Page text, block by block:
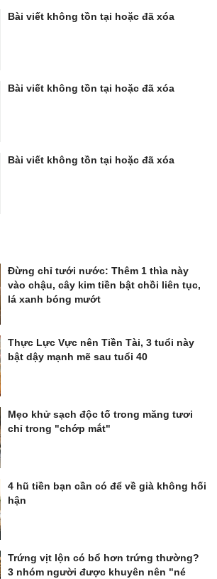
Bài viết không tồn tại hoặc đã xóa
Bài viết không tồn tại hoặc đã xóa
Bài viết không tồn tại hoặc đã xóa
Đừng chỉ tưới nước: Thêm 1 thìa này
vào chậu, cây kim tiền bật chồi liên tục,
lá xanh bóng mướt
Thực Lực Vực nên Tiền Tài, 3 tuổi này
bật dậy mạnh mẽ sau tuổi 40
Mẹo khử sạch độc tố trong măng tươi
chỉ trong "chớp mắt"
4 hũ tiền bạn cần có để về già không hối
hận
Trứng vịt lộn có bổ hơn trứng thường?
3 nhóm người được khuyên nên "né